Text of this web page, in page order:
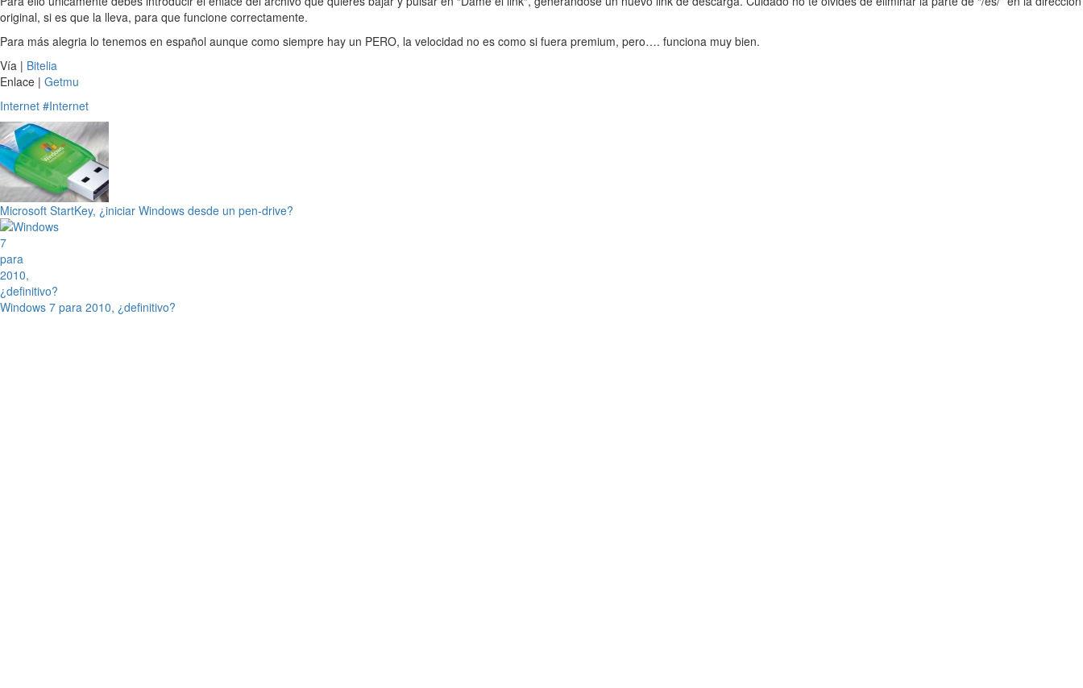
original, si es que la lleva, para que funcione correctamente.
Para más alegria lo tenemos en español aunque como siempre hay un PERO, la velocidad no es como si fuera premium, pero…. funciona muy bien.
Vía | Bitelia
Enlace | Getmu
Internet #Internet
Microsoft StartKey, ¿iniciar Windows desde un pen-drive?
Windows 7 para 2010, ¿definitivo?